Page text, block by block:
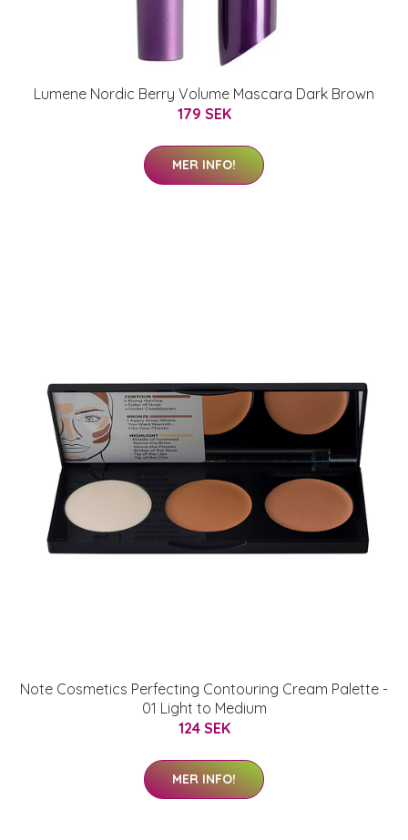
Lumene Nordic Berry Volume Mascara Dark Brown
179 SEK
MER INFO!
Note Cosmetics Perfecting Contouring Cream Palette -
01 Light to Medium
124 SEK
MER INFO!